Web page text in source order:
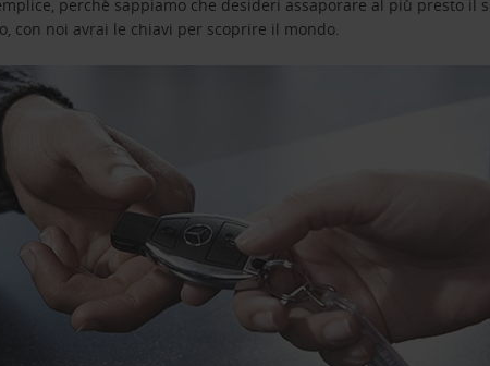
perchè sappiamo che desideri assaporare al più presto
con noi avrai le chiavi per scoprire il mondo.